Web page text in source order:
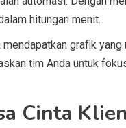
hitungan menit.
grafik
tim Anda untuk
Cinta Klien